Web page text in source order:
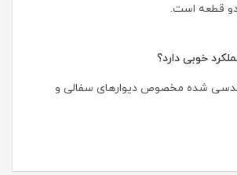
دو قطعه است.
خوبی دارد؟
شده مخصوص دیوارهای سفالی و